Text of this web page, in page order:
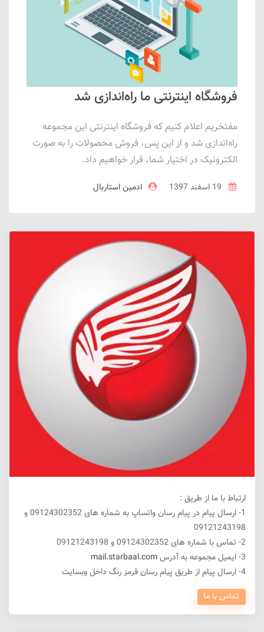
فروشگاه اینترنتی ما راه‌اندازی شد
مفتخریم اعلام کنیم که فروشگاه اینترنتی این مجموعه
راه‌اندازی شد و از این پس، فروش محصولات را به صورت
الکترونیک در اختیار شما، قرار خواهیم داد.
ادمین استاربال
ارتباط با ما از طریق :
1- ارسال پیام در پیام رسان واتساپ به شماره های 09124302352 و
09121243198
2- تماس با شماره های 09124302352 و 09121243198
3- ایمیل مجموعه به آدرس
mail.starbaal.com
4- ارسال پیام از طریق پیام رسان قرمز رنگ داخل وبسایت
تماس با ما